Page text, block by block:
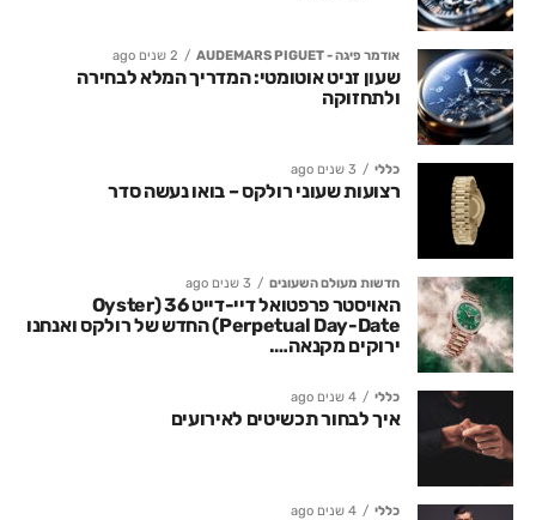
אודמר פיגה - AUDEMARS PIGUET 2 שנים ago
שעון זניט אוטומטי: המדריך המלא לבחירה
ולתחזוקה
כללי 3 שנים ago
רצועות שעוני רולקס – בואו נעשה סדר
חדשות מעולם השעונים 3 שנים ago
האויסטר פרפטואל דיי-דייט 36 (Oyster
Perpetual Day-Date) החדש של רולקס ואנחנו
ירוקים מקנאה….
כללי 4 שנים ago
איך לבחור תכשיטים לאירועים
כללי 4 שנים ago